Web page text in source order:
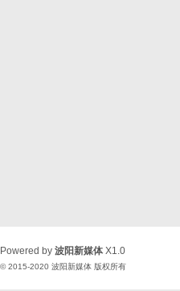
Powered by 波阳新媒体 X1.0
© 2015-2020 波阳新媒体 版权所有